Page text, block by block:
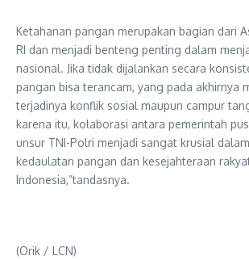
Ketahanan pangan merupakan bagian dari
RI dan menjadi benteng penting dalam
nasional. Jika tidak dijalankan secara
pangan bisa terancam, yang pada akhirnya
terjadinya konflik sosial maupun campur
karena itu, kolaborasi antara pemerintah
unsur TNI-Polri menjadi sangat krusial
kedaulatan pangan dan kesejahteraan
Indonesia,”tandasnya.
(Orik / LCN)